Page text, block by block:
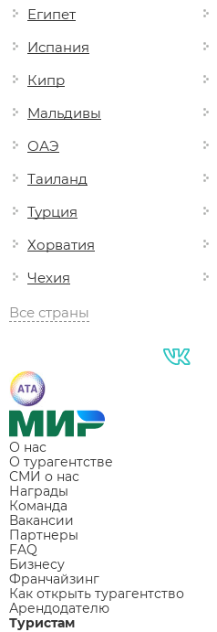
Египет
Испания
Кипр
Мальдивы
ОАЭ
Таиланд
Турция
Хорватия
Чехия
Все страны
О нас
О турагентстве
СМИ о нас
Награды
Команда
Вакансии
Партнеры
FAQ
Бизнесу
Франчайзинг
Как открыть турагентство
Арендодателю
Туристам